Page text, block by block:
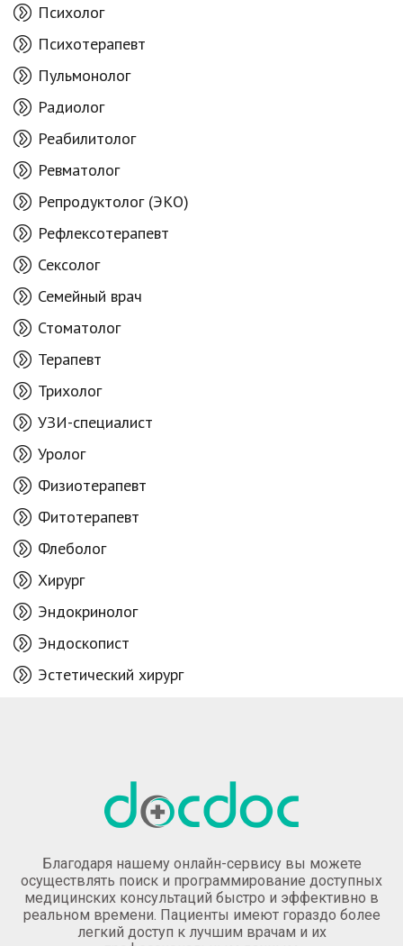
Психолог
Психотерапевт
Пульмонолог
Радиолог
Реабилитолог
Ревматолог
Репродуктолог (ЭКО)
Рефлексотерапевт
Сексолог
Семейный врач
Стоматолог
Терапевт
Трихолог
УЗИ-специалист
Уролог
Физиотерапевт
Фитотерапевт
Флеболог
Хирург
Эндокринолог
Эндоскопист
Эстетический хирург
Благодаря нашему онлайн-сервису вы можете
осуществлять поиск и программирование доступных
медицинских консультаций быстро и эффективно в
реальном времени. Пациенты имеют гораздо более
легкий доступ к лучшим врачам и их